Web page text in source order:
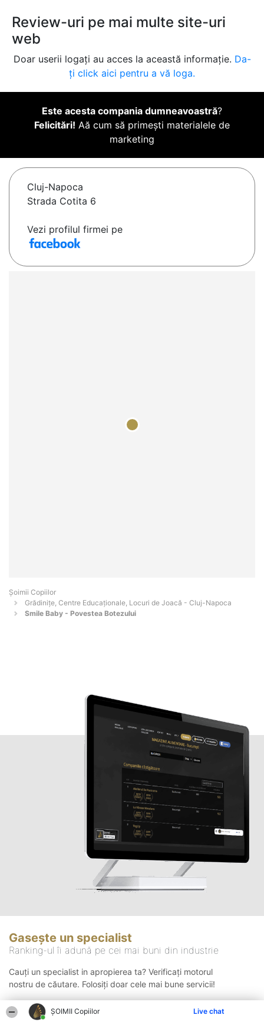
ȘOIMII Copiilor Live chat
Review-uri pe mai multe site-uri
web
Doar userii logați au acces la această informație. Da-
ți click aici pentru a vă loga.
Este acesta compania dumneavoastră?
Felicitări! Aă cum să primești materialele de
marketing
Cluj-Napoca
Strada Cotita 6
Vezi profilul firmei pe
Șoimii Copiilor
Grădinițe, Centre Educaționale, Locuri de Joacă - Cluj-Napoca
Smile Baby - Povestea Botezului
Gasește un specialist
Ranking-ul îi adună pe cei mai buni din industrie
Cauți un specialist in apropierea ta? Verificați motorul
nostru de căutare. Folosiți doar cele mai bune servicii!